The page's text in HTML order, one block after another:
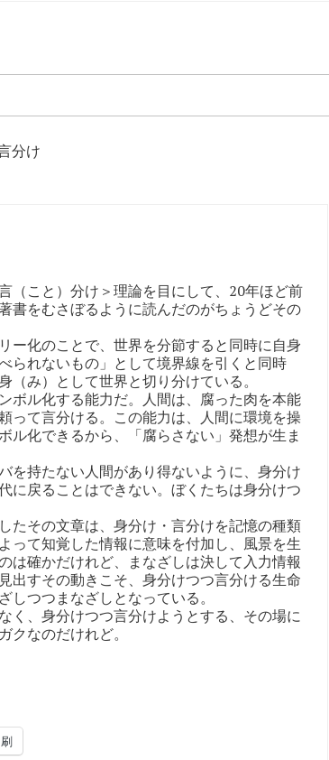
分け
（こと）分け＞理論を目にして、20年ほど前
書をむさぼるように読んだのがちょうどその
化のことで、世界を分節すると同時に自身
られないもの」として境界線を引くと同時
み）として世界と切り分けている。
ボル化する能力だ。人間は、腐った肉を本能
って言分ける。この能力は、人間に環境を操
ル化できるから、「腐らさない」発想が生ま
持たない人間があり得ないように、身分け
に戻ることはできない。ぼくたちは身分けつ
たその文章は、身分け・言分けを記憶の種類
って知覚した情報に意味を付加し、風景を生
は確かだけれど、まなざしは決して入力情報
出すその動きこそ、身分けつつ言分ける生命
つつまなざしとなっている。
、身分けつつ言分けようとする、その場に
なのだけれど。